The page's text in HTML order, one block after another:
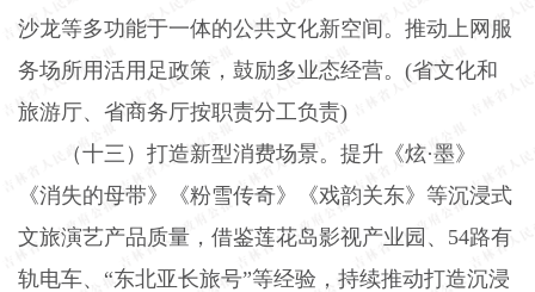
沙龙等多功能于一体的公共文化新空间。推动上网服
务场所用活用足政策，鼓励多业态经营。 (省文化和
旅游厅、省商务厅按职责分工负责)
（十三）打造新型消费场景。 提升《炫·墨》
《消失的母带》《粉雪传奇》《戏韵关东》等沉浸式
文旅演艺产品质量，借鉴莲花岛影视产业园、 54路有
轨电车、“东北亚长旅号”等经验，持续推动打造沉浸